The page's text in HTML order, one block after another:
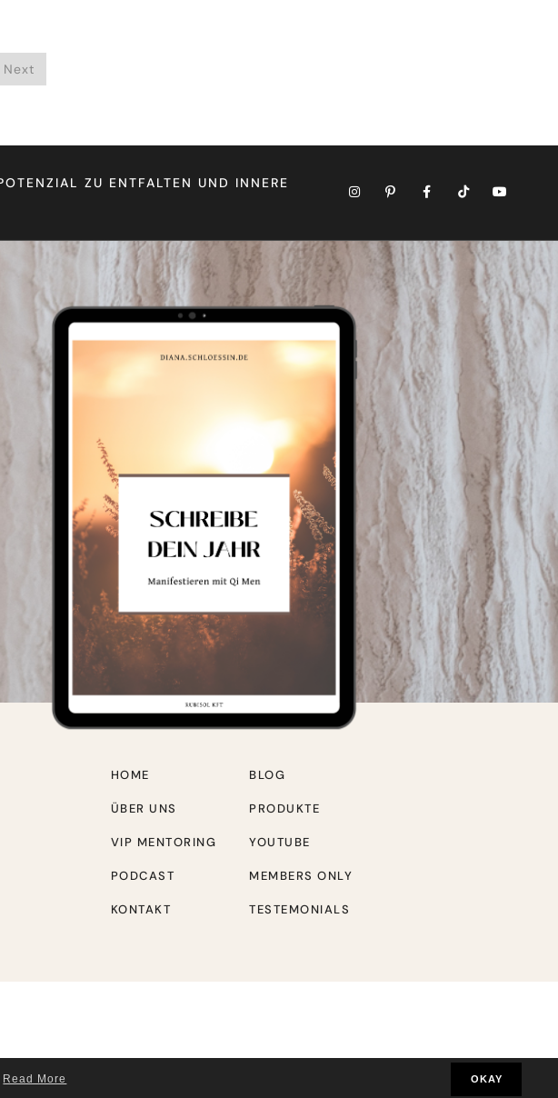
Read More OKAY
Next
ZU ENTFALTEN UND INNERE
HOME
ÜBER UNS
VIP MENTORING
PODCAST
KONTAKT
BLOG
PRODUKTE
YOUTUBE
MEMBERS ONLY
TESTEMONIALS